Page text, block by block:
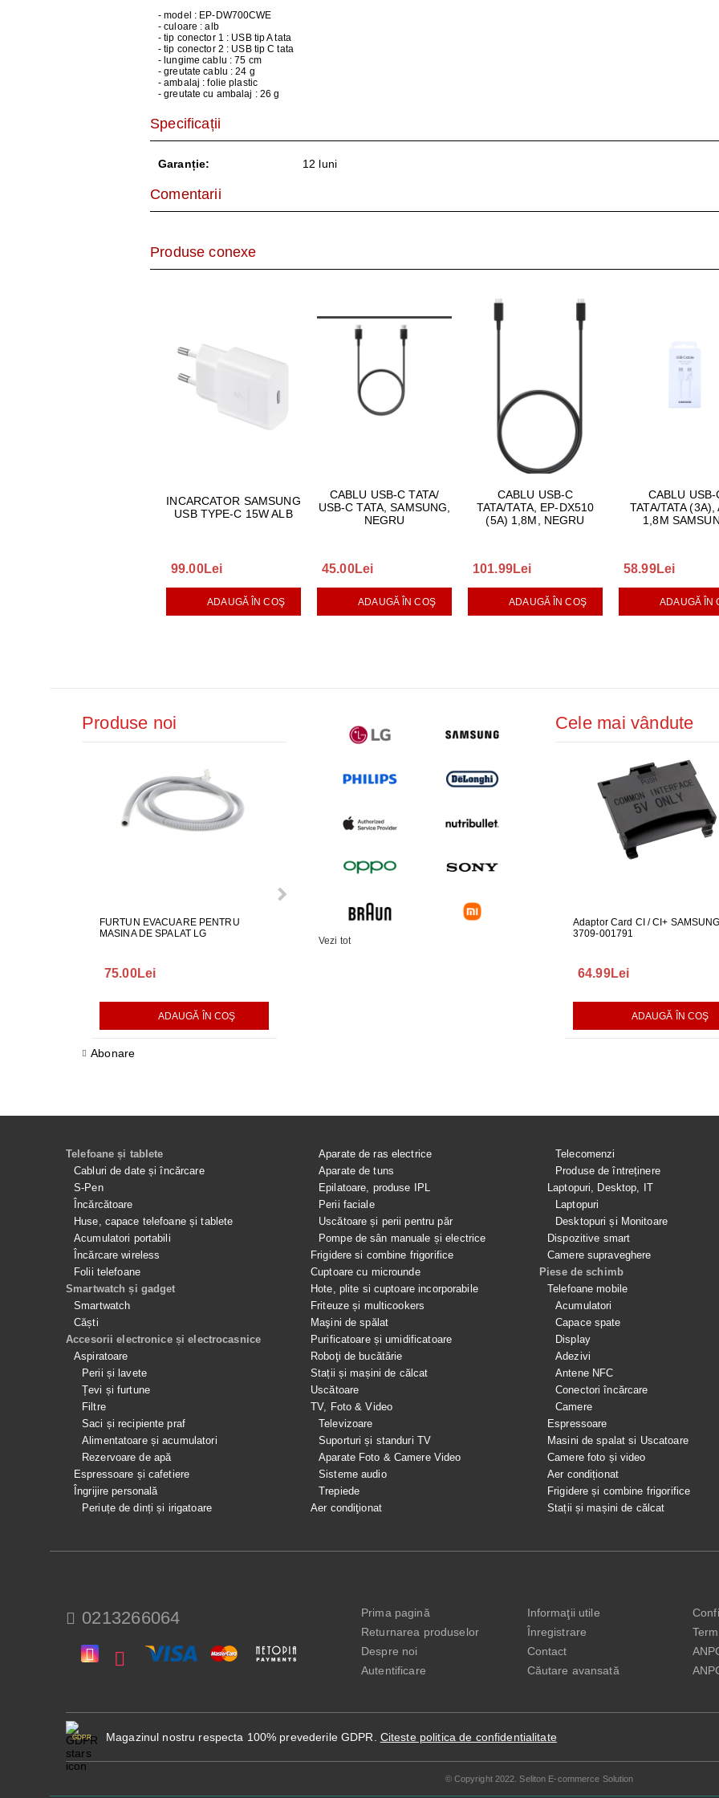
LAPTOPURI, DESKTOP, IT
- model : EP-DW700CWE
- culoare : alb
- tip conector 1 : USB tip A tata
- tip conector 2 : USB tip C tata
- lungime cablu : 75 cm
- greutate cablu : 24 g
- ambalaj : folie plastic
- greutate cu ambalaj : 26 g
Specificații
Garanție: 12 luni
Comentarii
Produse conexe
INCARCATOR SAMSUNG
USB TYPE-C 15W ALB
99.00Lei
ADAUGĂ ÎN COŞ
CABLU USB-C TATA/
USB-C TATA, SAMSUNG,
NEGRU
45.00Lei
ADAUGĂ ÎN COŞ
CABLU USB-C
TATA/TATA, EP-DX510
(5A) 1,8M, NEGRU
101.99Lei
ADAUGĂ ÎN COŞ
CABLU USB-
TATA/TATA (3A),
1,8M
58.99Lei
ADAUGĂ ÎN
Produse noi
FURTUN EVACUARE PENTRU
MASINA DE SPALAT LG
75.00Lei
ADAUGĂ ÎN COŞ
GARNITURA HUBLOU MASINA DE
GARNITURA HUBLOU MASINA DE
DUZA
Abonare
Vezi tot
Cele mai vândute
Adaptor Card CI / CI+ SAMSUNG
3709-001791
64.99Lei
ADAUGĂ ÎN COŞ
Telefoane și tablete
Cabluri de date și încărcare
S-Pen
Încărcătoare
Huse, capace telefoane și tablete
Acumulatori portabili
Încărcare wireless
Folii telefoane
Smartwatch și gadget
Smartwatch
Căști
Accesorii electronice și electrocasnice
Aspiratoare
Perii și lavete
Țevi și furtune
Filtre
Saci și recipiente praf
Alimentatoare și acumulatori
Rezervoare de apă
Espressoare și cafetiere
Îngrijire personală
Periuțe de dinți și irigatoare
Aparate de ras electrice
Aparate de tuns
Epilatoare, produse IPL
Perii faciale
Uscătoare și perii pentru păr
Pompe de sân manuale și electrice
Frigidere si combine frigorifice
Cuptoare cu microunde
Hote, plite si cuptoare incorporabile
Friteuze și multicookers
Maşini de spălat
Purificatoare și umidificatoare
Roboţi de bucătărie
Stații și mașini de călcat
Uscătoare
TV, Foto & Video
Televizoare
Suporturi și standuri TV
Aparate Foto & Camere Video
Sisteme audio
Trepiede
Aer condiţionat
Telecomenzi
Produse de întreținere
Laptopuri, Desktop, IT
Laptopuri
Desktopuri și Monitoare
Dispozitive smart
Camere supraveghere
Piese de schimb
Telefoane mobile
Acumulatori
Capace spate
Display
Adezivi
Antene NFC
Conectori încărcare
Camere
Espressoare
Masini de spalat si Uscatoare
Camere foto și video
Aer condiționat
Frigidere și combine frigorifice
Stații și mașini de călcat
0213266064
Prima pagină
Returnarea produselor
Despre noi
Autentificare
Informaţii utile
Înregistrare
Contact
Căutare avansată
GDPR Magazinul nostru respecta 100% prevederile GDPR. Citeste politica de confidentialitate
© Copyright 2022. Seliton E-commerce Solution